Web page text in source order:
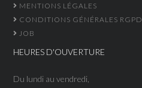
MENTIONS LÉGALES
CONDITIONS GÉNÉRALES RGPD
JOB
HEURES D'OUVERTURE
Du lundi au vendredi,